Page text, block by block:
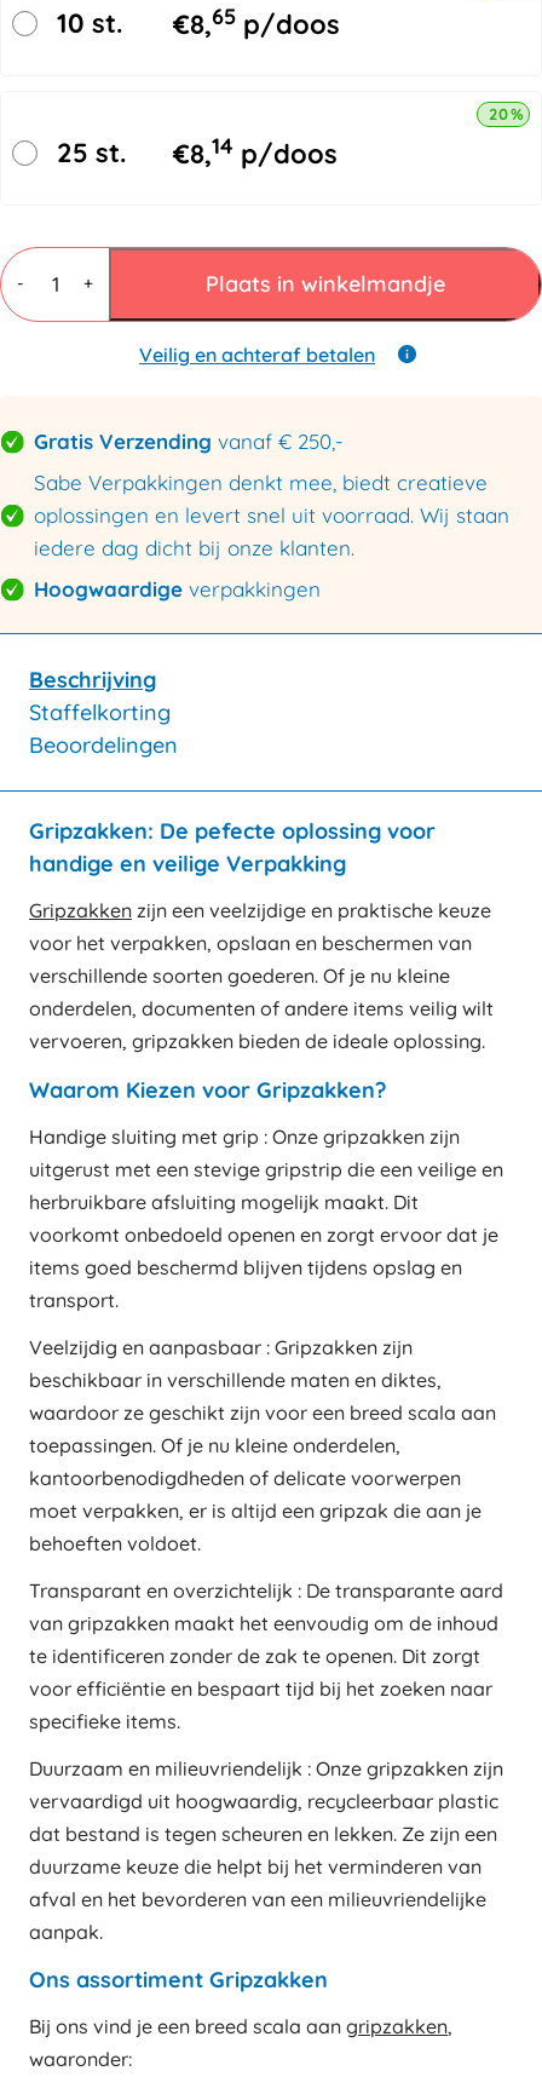
10 st. €8,65 p/doos
25 st. €8,14 p/doos
20%
-
Gripzakjes
70
x
100mm
micron
+ Plaats in winkelmandje
Veilig en achteraf betalen
Gratis Verzending vanaf € 250,-
Sabe Verpakkingen denkt mee, biedt creatieve
oplossingen en levert snel uit voorraad. Wij staan
iedere dag dicht bij onze klanten.
Hoogwaardige verpakkingen
Beschrijving
Staffelkorting
Beoordelingen
Gripzakken: De pefecte oplossing voor
handige en veilige Verpakking
Gripzakken zijn een veelzijdige en praktische keuze
voor het verpakken, opslaan en beschermen van
verschillende soorten goederen. Of je nu kleine
onderdelen, documenten of andere items veilig wilt
vervoeren, gripzakken bieden de ideale oplossing.
Waarom Kiezen voor Gripzakken?
Handige sluiting met grip : Onze gripzakken zijn
uitgerust met een stevige gripstrip die een veilige en
herbruikbare afsluiting mogelijk maakt. Dit
voorkomt onbedoeld openen en zorgt ervoor dat je
items goed beschermd blijven tijdens opslag en
transport.
Veelzijdig en aanpasbaar : Gripzakken zijn
beschikbaar in verschillende maten en diktes,
waardoor ze geschikt zijn voor een breed scala aan
toepassingen. Of je nu kleine onderdelen,
kantoorbenodigdheden of delicate voorwerpen
moet verpakken, er is altijd een gripzak die aan je
behoeften voldoet.
Transparant en overzichtelijk : De transparante aard
van gripzakken maakt het eenvoudig om de inhoud
te identificeren zonder de zak te openen. Dit zorgt
voor efficiëntie en bespaart tijd bij het zoeken naar
specifieke items.
Duurzaam en milieuvriendelijk : Onze gripzakken zijn
vervaardigd uit hoogwaardig, recycleerbaar plastic
dat bestand is tegen scheuren en lekken. Ze zijn een
duurzame keuze die helpt bij het verminderen van
afval en het bevorderen van een milieuvriendelijke
aanpak.
Ons assortiment Gripzakken
Bij ons vind je een breed scala aan gripzakken,
waaronder: